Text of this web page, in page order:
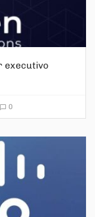
executivo
0